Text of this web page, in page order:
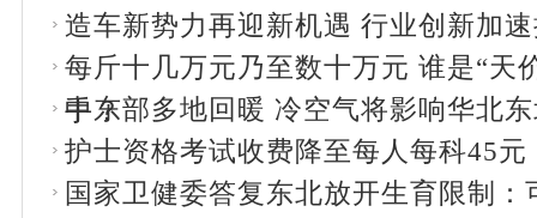
造车新势力再迎新机遇 行业创新加
每斤十几万元乃至数十万元 谁是“天
手？
中东部多地回暖 冷空气将影响华北
护士资格考试收费降至每人每科45元
国家卫健委答复东北放开生育限制：